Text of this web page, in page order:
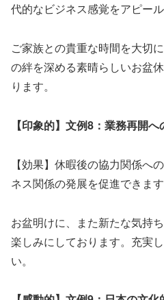
代的なビジネス感覚をアピー
ご家族との貴重な時間を大切
の絆を深める素晴らしいお盆
ります。
【印象的】文例8：業務再開
【効果】休暇後の協力関係へ
ネス関係の発展を促進できます
お盆明けに、また新たな気持
楽しみにしております。充実
い。